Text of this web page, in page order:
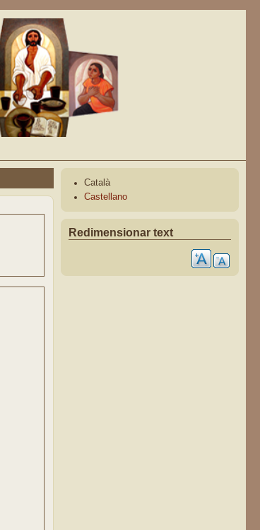
Català
Castellano
Redimensionar text